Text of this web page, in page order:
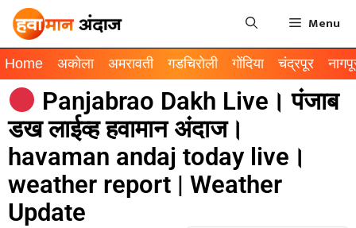
Menu
Home अकोला अमरावती गडचिरोली गोंदिया चंद्रपूर
Panjabrao Dakh Live। पंजाब
डख लाईव्ह हवामान अंदाज।
havaman andaj today live।
weather report | Weather
Update